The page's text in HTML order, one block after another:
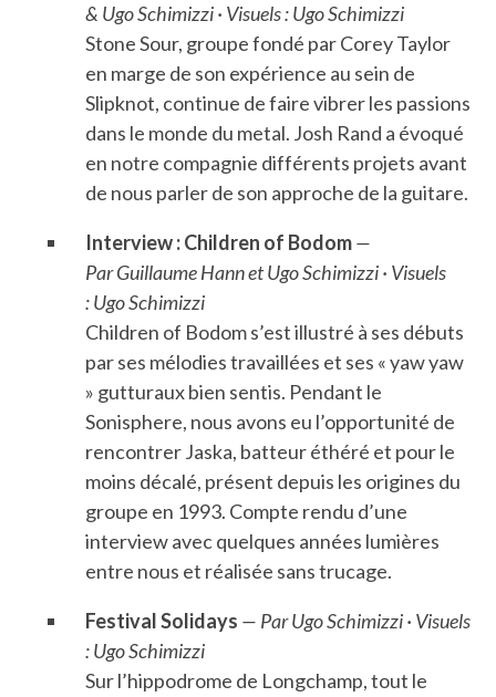
& Ugo Schimizzi · Visuels : Ugo Schimizzi
Stone Sour, groupe fondé par Corey Taylor
en marge de son expérience au sein de
Slipknot, continue de faire vibrer les passions
dans le monde du metal. Josh Rand a évoqué
en notre compagnie différents projets avant
de nous parler de son approche de la guitare.
Interview : Children of Bodom—
Par Guillaume Hann et Ugo Schimizzi · Visuels
: Ugo Schimizzi
Children of Bodom s’est illustré à ses débuts
par ses mélodies travaillées et ses « yaw yaw
» gutturaux bien sentis. Pendant le
Sonisphere, nous avons eu l’opportunité de
rencontrer Jaska, batteur éthéré et pour le
moins décalé, présent depuis les origines du
groupe en 1993. Compte rendu d’une
interview avec quelques années lumières
entre nous et réalisée sans trucage.
Festival Solidays — Par Ugo Schimizzi · Visuels
: Ugo Schimizzi
Sur l’hippodrome de Longchamp, tout le